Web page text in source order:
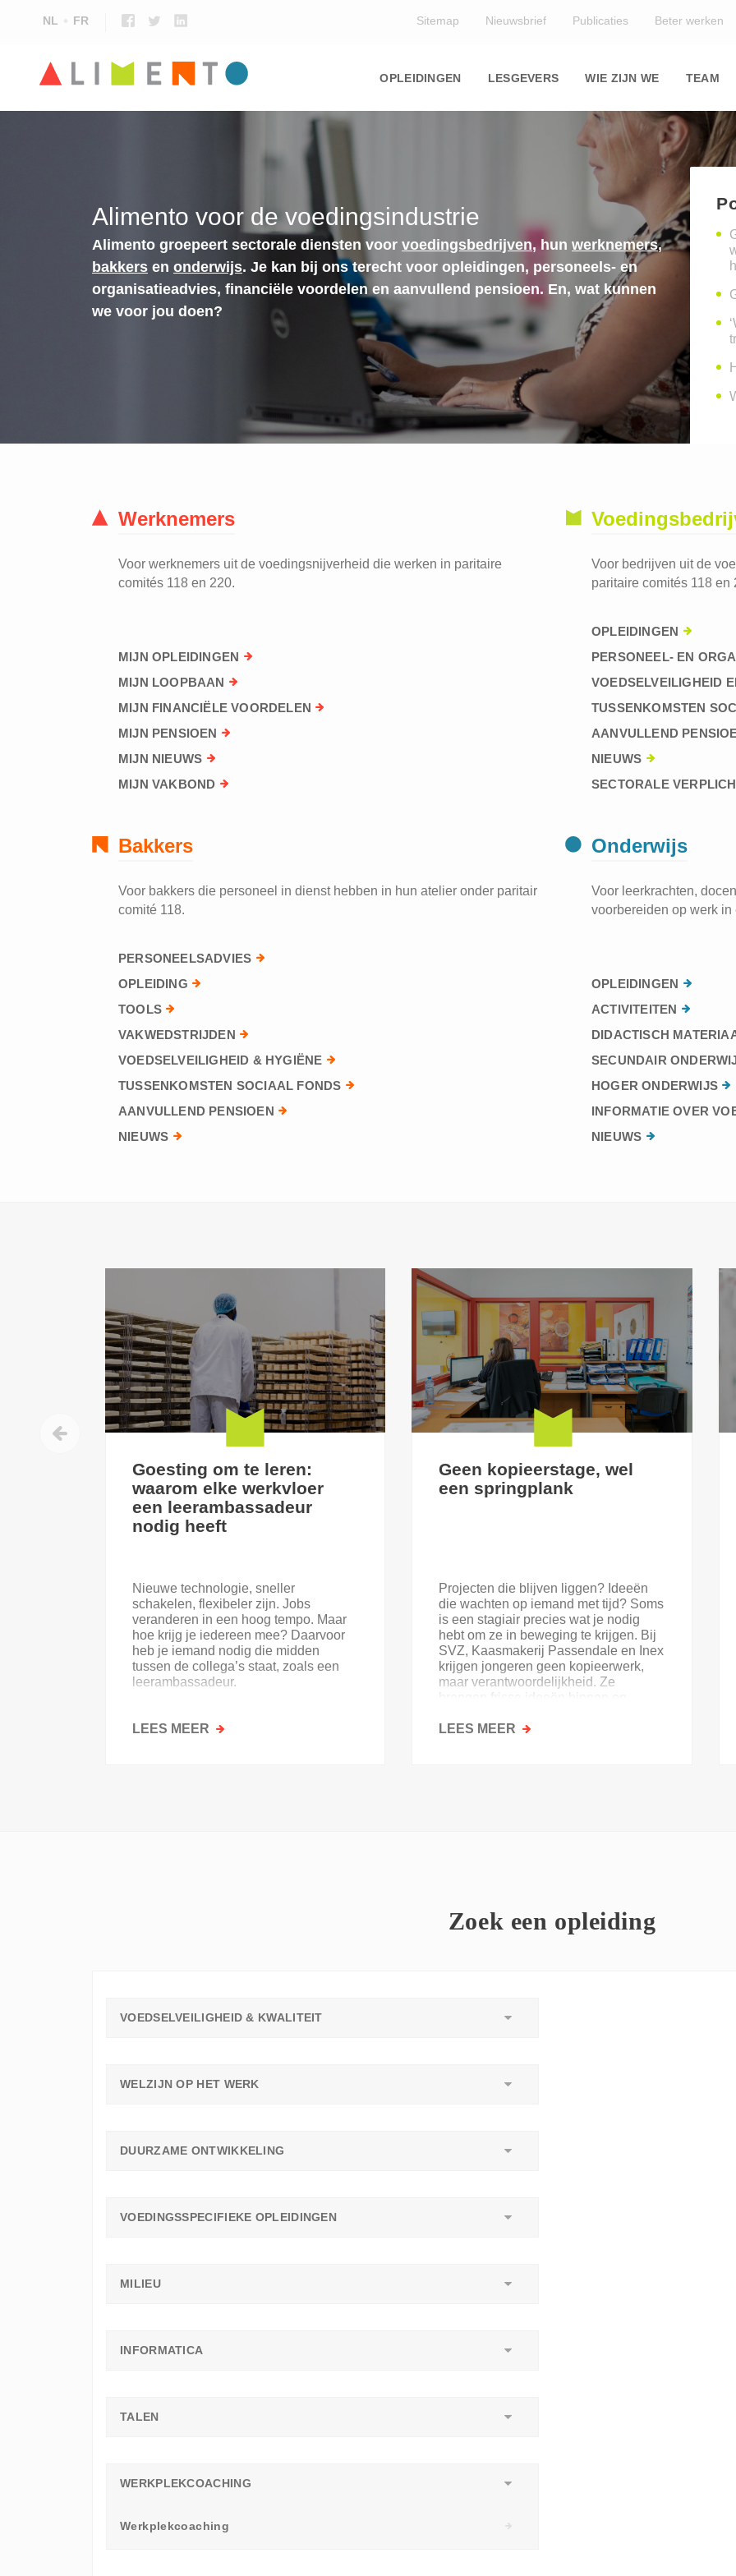
NL FR Sitemap Nieuwsbrief Publicaties Beter werken
navigation
OPLEIDINGEN LESGEVERS WIE ZIJN WE TEAM
Alimento voor de voedingsindustrie
Alimento groepeert sectorale diensten voor voedingsbedrijven, hun werknemers,
bakkers en onderwijs. Je kan bij ons terecht voor opleidingen, personeels- en
organisatieadvies, financiële voordelen en aanvullend pensioen. En, wat kunnen
we voor jou doen?
Werknemers
Voor werknemers uit de voedingsnijverheid die werken in paritaire
comités 118 en 220.
MIJN OPLEIDINGEN
MIJN LOOPBAAN
MIJN FINANCIËLE VOORDELEN
MIJN PENSIOEN
MIJN NIEUWS
MIJN VAKBOND
Voor bedrijven uit de
paritaire comités 118 en
OPLEIDINGEN
PERSONEEL- EN
VOEDSELVEILIGHEID
TUSSENKOMSTEN
AANVULLEND
NIEUWS
SECTORALE
Bakkers
Voor bakkers die personeel in dienst hebben in hun atelier onder paritair
comité 118.
PERSONEELSADVIES
OPLEIDING
TOOLS
VAKWEDSTRIJDEN
VOEDSELVEILIGHEID & HYGIËNE
TUSSENKOMSTEN SOCIAAL FONDS
AANVULLEND PENSIOEN
NIEUWS
Onderwijs
Voor leerkrachten,
voorbereiden op werk
OPLEIDINGEN
ACTIVITEITEN
DIDACTISCH
SECUNDAIR
HOGER ONDERWIJS
INFORMATIE OVER
NIEUWS
Goesting om te leren:
waarom elke werkvloer
een leerambassadeur
nodig heeft
Nieuwe technologie, sneller
schakelen, flexibeler zijn. Jobs
veranderen in een hoog tempo. Maar
hoe krijg je iedereen mee? Daarvoor
heb je iemand nodig die midden
tussen de collega’s staat, zoals een
leerambassadeur.
LEES MEER OVER
Geen kopieerstage, wel
een springplank
Projecten die blijven liggen? Ideeën
die wachten op iemand met tijd? Soms
is een stagiair precies wat je nodig
hebt om ze in beweging te krijgen. Bij
SVZ, Kaasmakerij Passendale en Inex
krijgen jongeren geen kopieerwerk,
maar verantwoordelijkheid. Ze
brengen frisse ideeën binnen en
LEES MEER OVER
Zoek een opleiding
VOEDSELVEILIGHEID & KWALITEIT
WELZIJN OP HET WERK
DUURZAME ONTWIKKELING
VOEDINGSSPECIFIEKE OPLEIDINGEN
MILIEU
INFORMATICA
TALEN
WERKPLEKCOACHING
Werkplekcoaching